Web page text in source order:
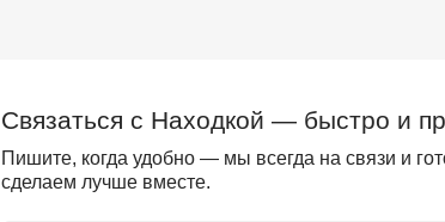
Связаться с Находкой — быстро и
Пишите, когда удобно — мы всегда на связи и
сделаем лучше вместе.